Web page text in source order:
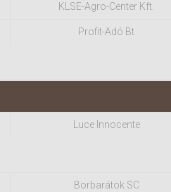
KLSE-Agro-Center Kft.
Profit-Adó Bt
Luce Innocente
Borbarátok SC